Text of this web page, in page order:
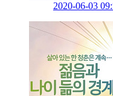
2020-06-03